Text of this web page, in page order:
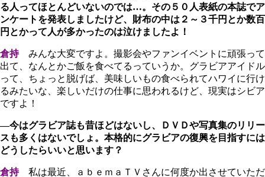
る人ってほとんどいないのでは…。その５０人表紙の本誌でア
ンケートを発表しましたけど、財布の中は２～３千円とか数百
円とかって人が多かったのは泣けましたよ！
倉持みんな大変ですよ。撮影会やファンイベントに頑張って
出て、なんとかご飯を食べてるっていうか。グラビアアイドル
って、ちょっと脱げば、美味しいもの食べられてハワイに行け
るみたいな、楽しいだけの仕事に思われるけど、現実はシビア
ですよ！
―今はグラビア誌も昔ほどはないし、ＤＶＤや写真集のリリー
スも多くはないでしょ。本格的にグラビアの復興を目指すには
どうしたらいいと思います？
倉持私は最近、ａｂｅｍａＴＶさんに何度か出させていただ